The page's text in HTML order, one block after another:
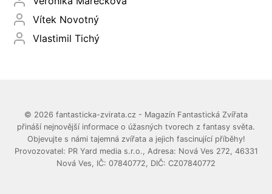
Vítek Novotný
Vlastimil Tichý
© 2026 fantasticka-zvirata.cz - Magazín Fantastická Zvířata
přináší nejnovější informace o úžasných tvorech z fantasy světa.
Objevujte s námi tajemná zvířata a jejich fascinující příběhy!
Provozovatel: PR Yard media s.r.o., Adresa: Nová Ves 272, 46331
Nová Ves, IČ: 07840772, DIČ: CZ07840772